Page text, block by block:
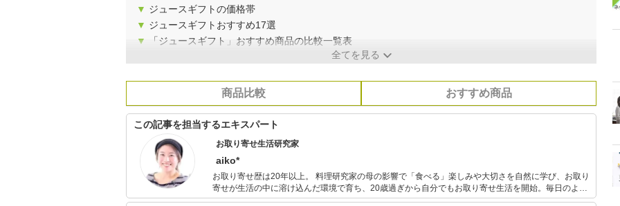
▼ ジュースギフトの価格帯
▼ ジュースギフトおすすめ17選
▼
「ジュースギフト」おすすめ商品の比較一覧表
全てを見る
商品比較 おすすめ商品
この記事を担当するエキスパート
お取り寄せ生活研究家
aiko*
お取り寄せ歴は20年以上。 料理研究家の母の影響で「食べる」楽しみや大切さを自然に学び、お取り
寄せが生活の中に溶け込んだ環境で育ち、20歳過ぎから自分でもお取り寄せ生活を開始。毎日のよう
にお取り寄せを楽しむ日々。 自分が感じた「美味しい」、お取り寄せ生活の楽しさをひとりでも多く